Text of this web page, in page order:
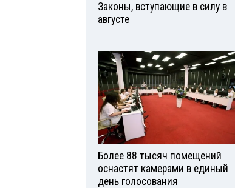
Законы, вступающие в силу в
августе
Более 88 тысяч помещений
оснастят камерами в единый
день голосования